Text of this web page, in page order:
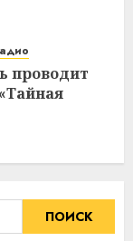
проводит